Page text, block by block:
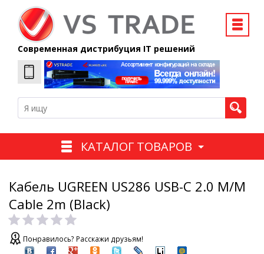
Современная дистрибуция IT решений
КАТАЛОГ ТОВАРОВ
Кабель UGREEN US286 USB-C 2.0 M/M
Cable 2m (Black)
Понравилось? Расскажи друзьям!